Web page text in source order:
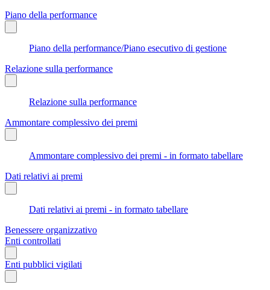
Piano della performance
Piano della performance/Piano esecutivo di gestione
Relazione sulla performance
Relazione sulla performance
Ammontare complessivo dei premi
Ammontare complessivo dei premi - in formato tabellare
Dati relativi ai premi
Dati relativi ai premi - in formato tabellare
Benessere organizzativo
Enti controllati
Enti pubblici vigilati